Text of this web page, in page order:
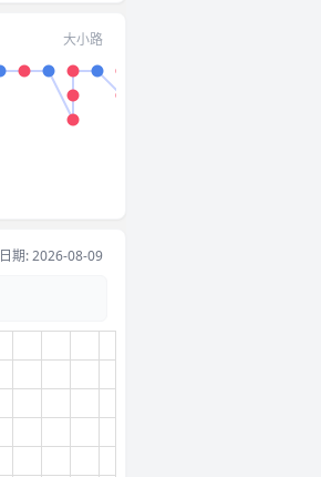
大小路
日期: 2026-08-09